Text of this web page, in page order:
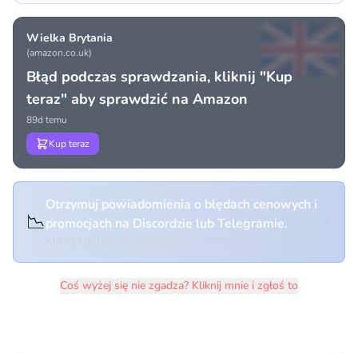
Wielka Brytania
(amazon.co.uk)
Błąd podczas sprawdzania, kliknij "Kup
teraz" aby sprawdzić na Amazon
89d temu
Kup teraz
📉
Otrzymuj powiadomienia o błędach cenowych i
promocjach na Discordzie lub Telegramie.
Coś wyżej się nie zgadza? Kliknij mnie i zgłoś to